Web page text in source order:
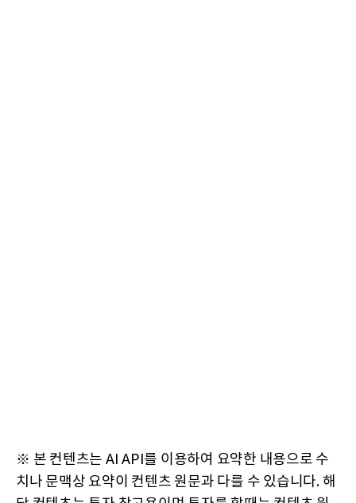
※ 본 컨텐츠는 AI API를 이용하여 요약한 내용으로 수
치나 문맥상 요약이 컨텐츠 원문과 다를 수 있습니다. 해